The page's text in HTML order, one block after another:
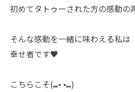
初めてタトゥーされた方の感動の
そんな感動を一緒に味わえる私は
幸せ者です♥️
こちらこそ(⑉• •⑉)